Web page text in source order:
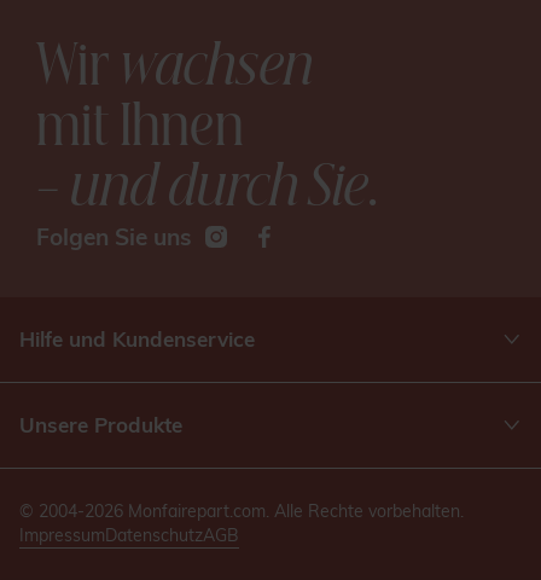
Wirwachsen
mit Ihnen
– und durch Sie.
Folgen Sie uns
Hilfe und Kundenservice
Unsere Produkte
© 2004-2026 Monfairepart.com. Alle Rechte vorbehalten.
ImpressumDatenschutzAGB